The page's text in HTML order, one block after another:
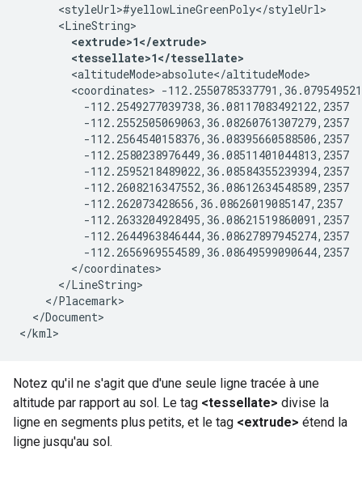
      <styleUrl>#yellowLineGreenPoly</styleUrl>
      <LineString>
<extrude>1</extrude>
        <tessellate>1</tessellate>
        <altitudeMode>absolute</altitudeMode>
<coordinates> -
          -112.2549277039738,36.08117083492122,2357
          -112.2552505069063,36.08260761307279,2357
          -112.2564540158376,36.08395660588506,2357
          -112.2580238976449,36.08511401044813,2357
          -112.2595218489022,36.08584355239394,2357
          -112.2608216347552,36.08612634548589,2357
          -112.262073428656,36.08626019085147,2357
          -112.2633204928495,36.08621519860091,2357
          -112.2644963846444,36.08627897945274,2357
          -112.2656969554589,36.08649599090644,2357
        </coordinates>
      </LineString>
    </Placemark>
  </Document>
</kml>
Notez qu'il ne s'agit que d'une seule ligne tracée à une
altitude par rapport au sol. Le tag <tessellate> divise la
ligne en segments plus petits, et le tag <extrude> étend la
ligne jusqu'au sol.